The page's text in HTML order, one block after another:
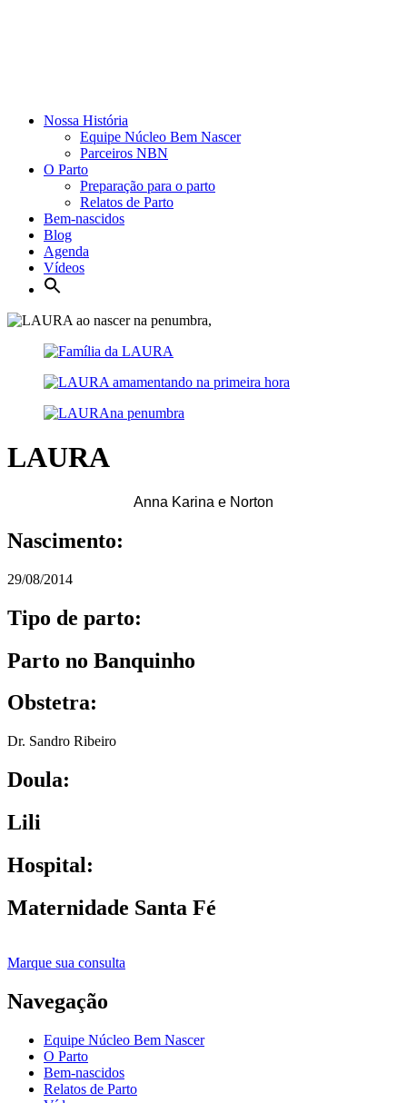
Nossa História
Equipe Núcleo Bem Nascer
Parceiros NBN
O Parto
Preparação para o parto
Relatos de Parto
Bem-nascidos
Blog
Agenda
Vídeos
LAURA
Anna Karina e Norton
Nascimento:
29/08/2014
Tipo de parto:
Parto no Banquinho
Obstetra:
Dr. Sandro Ribeiro
Doula:
Lili
Hospital:
Maternidade Santa Fé
Marque sua consulta
Navegação
Equipe Núcleo Bem Nascer
O Parto
Bem-nascidos
Relatos de Parto